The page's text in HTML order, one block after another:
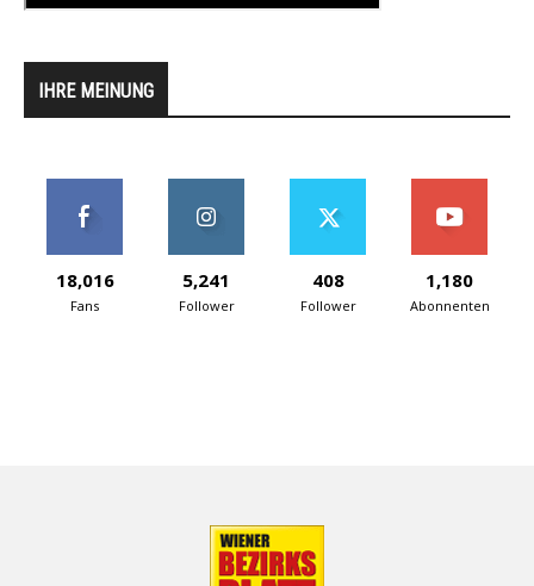
IHRE MEINUNG
18,016
Fans
5,241
Follower
408
Follower
1,180
Abonnenten